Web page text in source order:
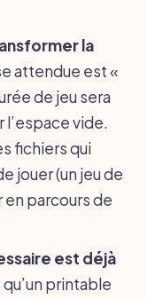
la
attendue est «
de jeu sera
l’espace vide.
fichiers qui
jouer (un jeu de
en parcours de
est déjà
printable